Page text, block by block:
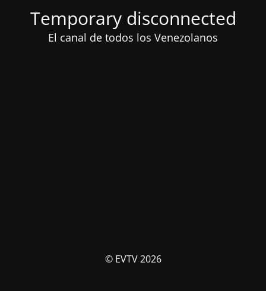
Temporary disconnected
El canal de todos los Venezolanos
© EVTV 2026